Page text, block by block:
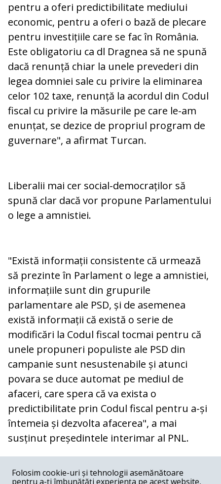
pentru a oferi predictibilitate mediului
economic, pentru a oferi o bază de plecare
pentru investițiile care se fac în România.
Este obligatoriu ca dl Dragnea să ne spună
dacă renunță chiar la unele prevederi din
legea domniei sale cu privire la eliminarea
celor 102 taxe, renunță la acordul din Codul
fiscal cu privire la măsurile pe care le-am
enunțat, se dezice de propriul program de
guvernare", a afirmat Turcan.
Liberalii mai cer social-democraților să
spună clar dacă vor propune Parlamentului
o lege a amnistiei.
"Există informații consistente că urmează
să prezinte în Parlament o lege a amnistiei,
informațiile sunt din grupurile
parlamentare ale PSD, și de asemenea
există informații că există o serie de
modificări la Codul fiscal tocmai pentru că
unele propuneri populiste ale PSD din
campanie sunt nesustenabile și atunci
povara se duce automat pe mediul de
afaceri, care spera că va exista o
predictibilitate prin Codul fiscal pentru a-și
întemeia și dezvolta afacerea", a mai
susținut președintele interimar al PNL.
COMENTARII
Folosim cookie-uri și tehnologii asemănătoare
pentru a-ți îmbunătăți experiența pe acest website,